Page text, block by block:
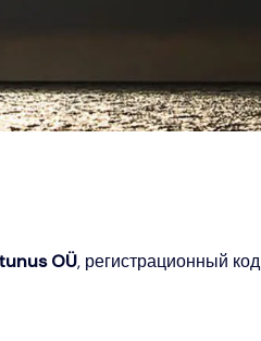
OÜ, регистрационный код